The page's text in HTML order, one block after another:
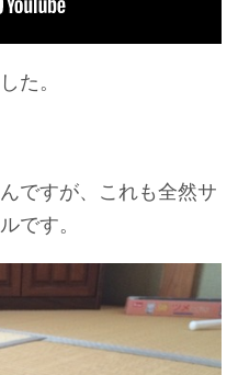
た。
ですが、これも全然サ
です。